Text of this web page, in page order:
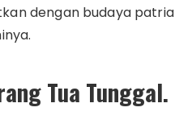
dengan budaya
Tua Tunggal.